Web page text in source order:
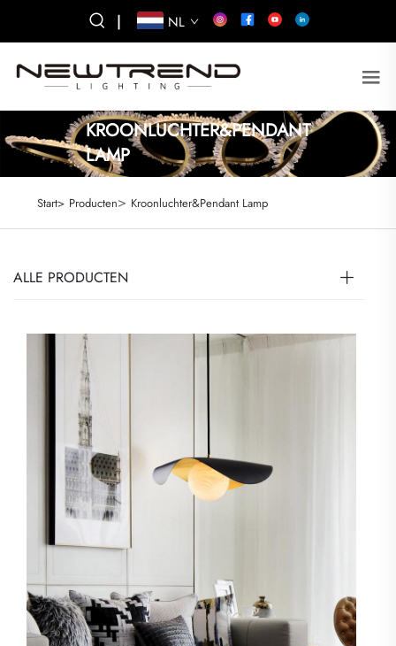
| NL
KROONLUCHTER&PENDANT
LAMP
Start> Producten> Kroonluchter&Pendant Lamp
ALLE PRODUCTEN